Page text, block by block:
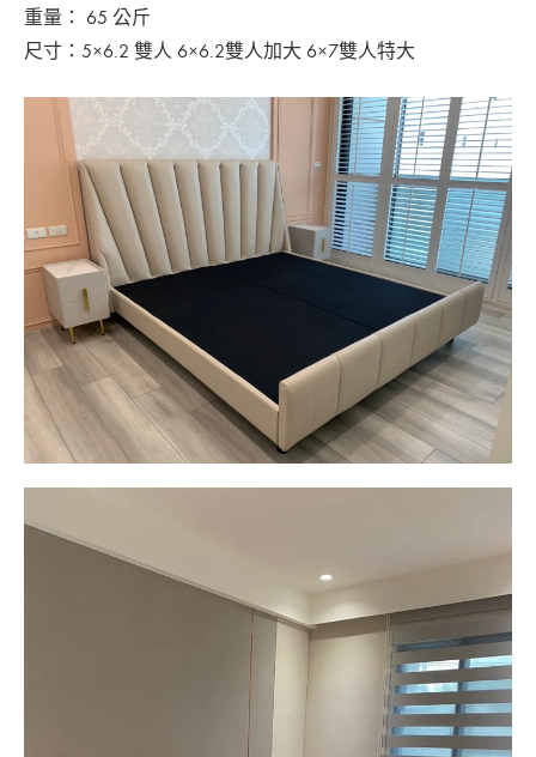
中
重量： 65 公斤
尺寸：5×6.2 雙人 6×6.2雙人加大 6×7雙人特大